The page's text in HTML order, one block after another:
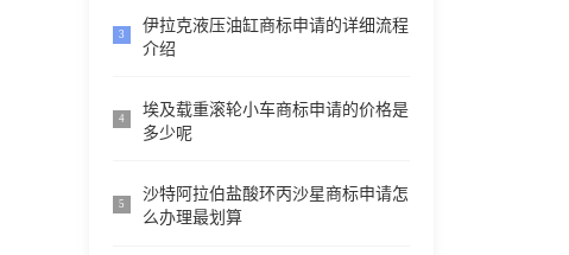
3
伊拉克液压油缸商标申请的详细流程
介绍
4
埃及载重滚轮小车商标申请的价格是
多少呢
5
沙特阿拉伯盐酸环丙沙星商标申请怎
么办理最划算